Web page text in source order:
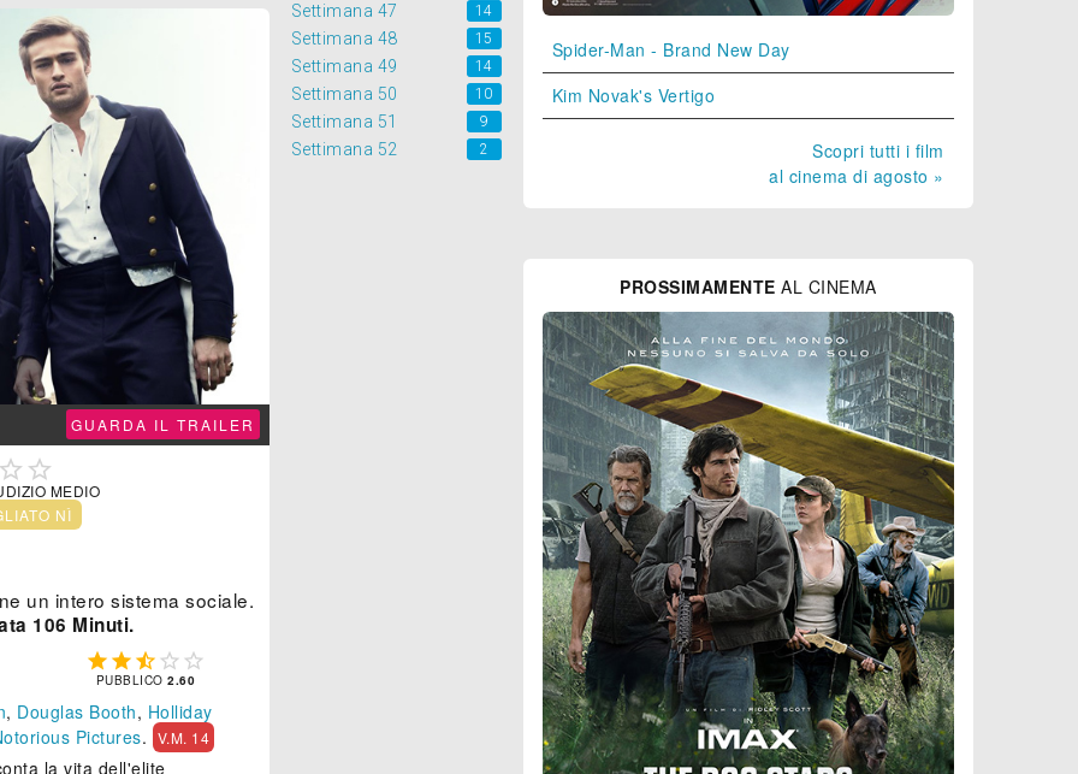
GUARDA IL TRAILER

MEDIO
NÌ
un intero sistema sociale.
106 Minuti.
    
PUBBLICO2.60
, Douglas Booth, Holliday
Pictures. V.M. 14
la vita dell'elite
Settimana 47 14
Settimana 48 15
Settimana 49 14
Settimana 50 10
Settimana 51 9
Settimana 52 2
Spider-Man - Brand New Day
Kim Novak's Vertigo
Scopri tutti i film
al cinema di agosto »
PROSSIMAMENTE AL CINEMA